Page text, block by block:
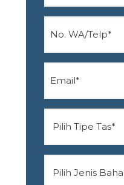
(Required)
WA/Telp
(Required)
(Required)
Tipe
Tas
Jenis